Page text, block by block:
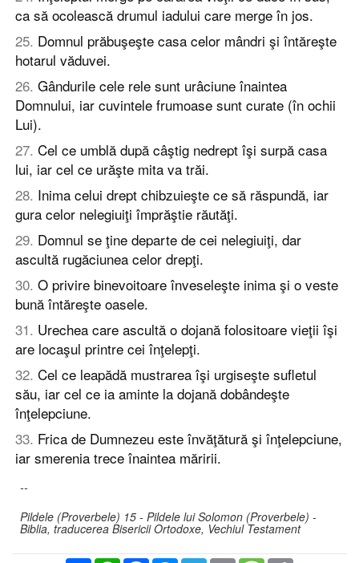
ca să ocolească drumul iadului care merge în jos.
25. Domnul prăbuşeşte casa celor mândri şi întăreşte
hotarul văduvei.
26. Gândurile cele rele sunt urâciune înaintea
Domnului, iar cuvintele frumoase sunt curate (în ochii
Lui).
27. Cel ce umblă după câştig nedrept îşi surpă casa
lui, iar cel ce urăşte mita va trăi.
28. Inima celui drept chibzuieşte ce să răspundă, iar
gura celor nelegiuiţi împrăştie răutăţi.
29. Domnul se ţine departe de cei nelegiuiţi, dar
ascultă rugăciunea celor drepţi.
30. O privire binevoitoare înveseleşte inima şi o veste
bună întăreşte oasele.
31. Urechea care ascultă o dojană folositoare vieţii îşi
are locaşul printre cei înţelepţi.
32. Cel ce leapădă mustrarea îşi urgiseşte sufletul
său, iar cel ce ia aminte la dojană dobândeşte
înţelepciune.
33. Frica de Dumnezeu este învăţătură şi înţelepciune,
iar smerenia trece înaintea măririi.
--
Pildele (Proverbele) 15 - Pildele lui Solomon (Proverbele) -
Biblia, traducerea Bisericii Ortodoxe, Vechiul Testament